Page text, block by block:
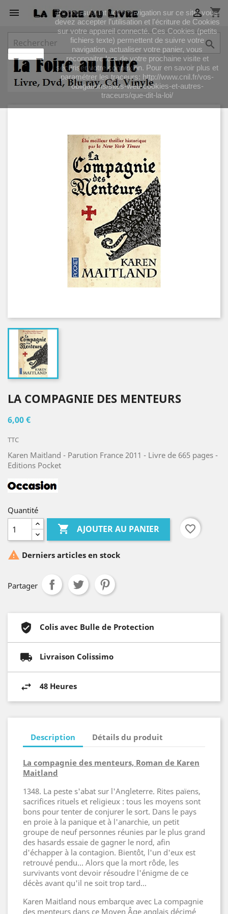
J'accepte
En poursuivant votre navigation sur ce site, vous
devez accepter l’utilisation et l'écriture de Cookies
sur votre appareil connecté. Ces Cookies (petits
fichiers texte) permettent de suivre votre
navigation, actualiser votre panier, vous
reconnaitre lors de votre prochaine visite et
sécuriser votre connexion. Pour en savoir plus et
paramétrer les traceurs: http://www.cnil.fr/vos-
obligations/sites-web-cookies-et-autres-
traceurs/que-dit-la-loi/
 shopping_cart


LA COMPAGNIE DES MENTEURS
6,00 €
TTC
Karen Maitland - Parution France 2011 - Livre de 665 pages -
Editions Pocket
Quantité
 AJOUTER AU PANIER favorite_border
 Derniers articles en stock
Partager
Colis avec Bulle de Protection
Livraison Colissimo
48 Heures
Description Détails du produit
La compagnie des menteurs, Roman de Karen
Maitland
1348. La peste s'abat sur l'Angleterre. Rites païens,
sacrifices rituels et religieux : tous les moyens sont
bons pour tenter de conjurer le sort. Dans le pays
en proie à la panique et à l'anarchie, un petit
groupe de neuf personnes réunies par le plus grand
des hasards essaie de gagner le nord, afin
d'échapper à la contagion. Bientôt, l'un d'eux est
retrouvé pendu... Alors que la mort rôde, les
survivants vont devoir résoudre l'énigme de ce
décès avant qu'il ne soit trop tard...
Karen Maitland nous embarque avec La compagnie
des menteurs dans ce Moyen Âge anglais décimé